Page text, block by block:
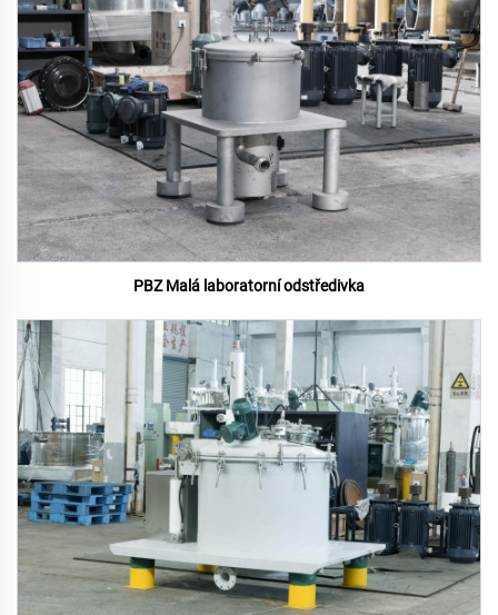
PBZ Malá laboratorní odstředivka